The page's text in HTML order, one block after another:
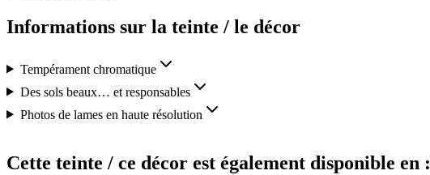
Informations sur la teinte / le décor
Tempérament chromatique
Des sols beaux… et responsables
Photos de lames en haute résolution
Cette teinte / ce décor est également disponible en :